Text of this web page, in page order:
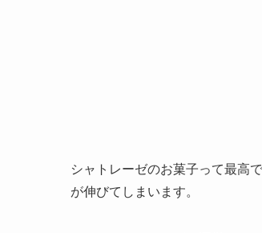
シャトレーゼのお菓子って最高
が伸びてしまいます。